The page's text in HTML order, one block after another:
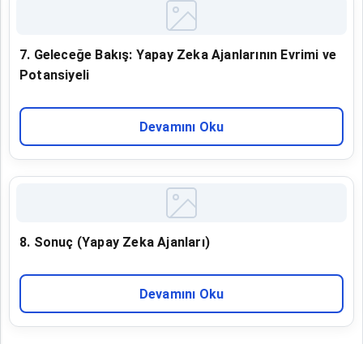
7. Geleceğe Bakış: Yapay Zeka Ajanlarının Evrimi ve
Potansiyeli
Devamını Oku
8. Sonuç (Yapay Zeka Ajanları)
Devamını Oku